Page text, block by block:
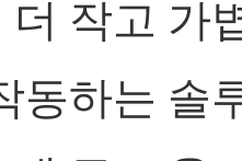
작고 가
동하는 솔